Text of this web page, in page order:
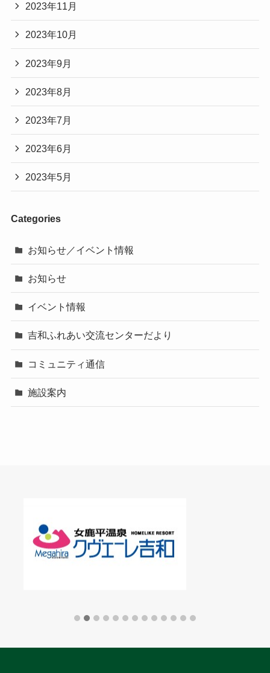
2023年11月
2023年10月
2023年9月
2023年8月
2023年7月
2023年6月
2023年5月
Categories
お知らせ／イベント情報
お知らせ
イベント情報
吉和ふれあい交流センターだより
コミュニティ通信
施設案内